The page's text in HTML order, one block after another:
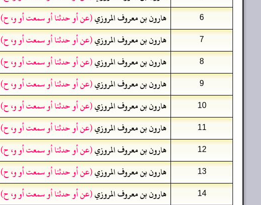
6 هارون بن معروف المروزي(عن أو حدثنا أو سمعت أو و، ح)
7 هارون بن معروف المروزي(عن أو حدثنا أو سمعت أو و، ح)
8 هارون بن معروف المروزي(عن أو حدثنا أو سمعت أو و، ح)
9 هارون بن معروف المروزي(عن أو حدثنا أو سمعت أو و، ح)
10 هارون بن معروف المروزي(عن أو حدثنا أو سمعت أو و، ح)
11 هارون بن معروف المروزي(عن أو حدثنا أو سمعت أو و، ح)
12 هارون بن معروف المروزي(عن أو حدثنا أو سمعت أو و، ح)
13 هارون بن معروف المروزي(عن أو حدثنا أو سمعت أو و، ح)
14 هارون بن معروف المروزي(عن أو حدثنا أو سمعت أو و، ح)